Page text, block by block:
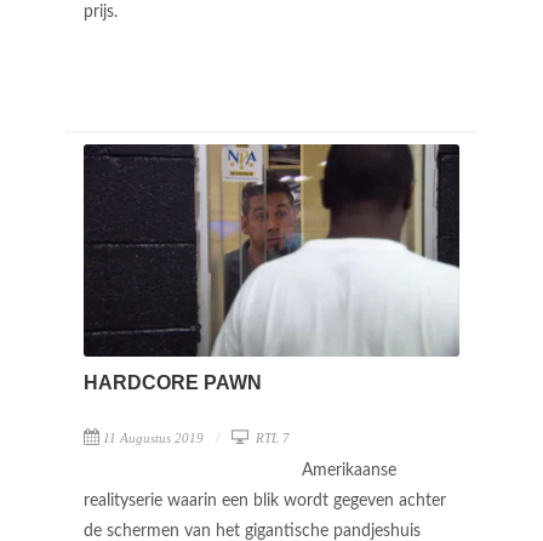
prijs.
HARDCORE PAWN
11 Augustus 2019 RTL 7
Amerikaanse
realityserie waarin een blik wordt gegeven achter
de schermen van het gigantische pandjeshuis